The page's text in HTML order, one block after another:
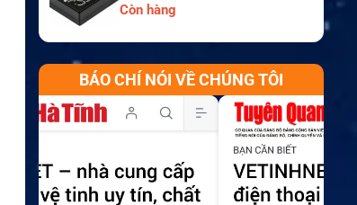
MT700, HT210, HT220,
Còn hàng
BÁO CHÍ NÓI VỀ CHÚNG TÔI